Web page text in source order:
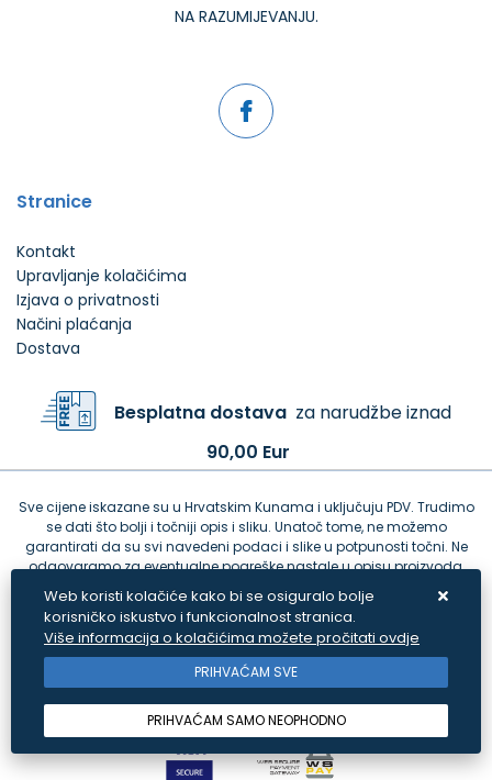
NA RAZUMIJEVANJU.
Stranice
Kontakt
Upravljanje kolačićima
Izjava o privatnosti
Načini plaćanja
Dostava
Besplatna dostavaza narudžbe iznad
90,00 Eur
Sve cijene iskazane su u Hrvatskim Kunama i uključuju PDV. Trudimo
se dati što bolji i točniji opis i sliku. Unatoč tome, ne možemo
garantirati da su svi navedeni podaci i slike u potpunosti točni. Ne
odgovaramo za eventualne pogreške nastale u opisu proizvoda,
greške prilikom štampanja te promjene cijena.
Web koristi kolačiće kako bi se osiguralo bolje
korisničko iskustvo i funkcionalnost stranica.
Više informacija o kolačićima možete pročitati ovdje
PRIHVAĆAM SVE
PRIHVAĆAM SAMO NEOPHODNO